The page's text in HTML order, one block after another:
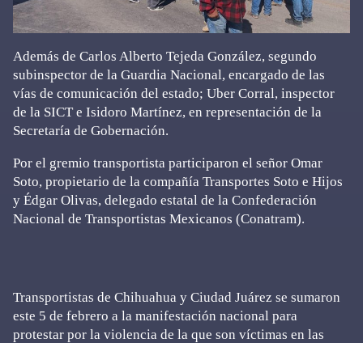
Además de Carlos Alberto Tejeda González, segundo
subinspector de la Guardia Nacional, encargado de las
vías de comunicación del estado; Uber Corral, inspector
de la SICT e Isidoro Martínez, en representación de la
Secretaría de Gobernación.
Por el gremio transportista participaron el señor Omar
Soto, propietario de la compañía Transportes Soto e Hijos
y Édgar Olivas, delegado estatal de la Confederación
Nacional de Transportistas Mexicanos (Conatram).
Transportistas de Chihuahua y Ciudad Juárez se sumaron
este 5 de febrero a la manifestación nacional para
protestar por la violencia de la que son víctimas en las